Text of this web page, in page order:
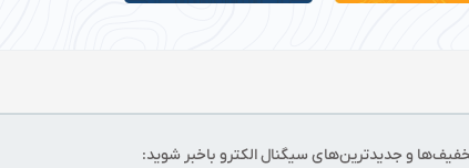
و جدیدترین‌های سیگنال الکترو باخبر شوید: